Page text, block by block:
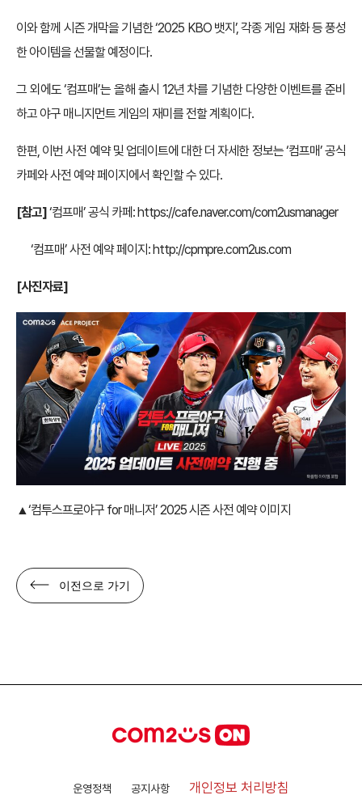
이와 함께 시즌 개막을 기념한 ‘2025 KBO 뱃지’, 각종 게임 재화 등 풍성
한 아이템을 선물할 예정이다.
그 외에도 ‘컴프매’는 올해 출시 12년 차를 기념한 다양한 이벤트를 준비
하고 야구 매니지먼트 게임의 재미를 전할 계획이다.
한편, 이번 사전 예약 및 업데이트에 대한 더 자세한 정보는 ‘컴프매’ 공식
카페와 사전 예약 페이지에서 확인할 수 있다.
[참고]‘컴프매’ 공식 카페:https://cafe.naver.com/com2usmanager
‘컴프매’ 사전 예약 페이지:http://cpmpre.com2us.com
[사진자료]
▲‘컴투스프로야구 for 매니저’ 2025 시즌 사전 예약 이미지
이전으로 가기
운영정책 공지사항 개인정보 처리방침